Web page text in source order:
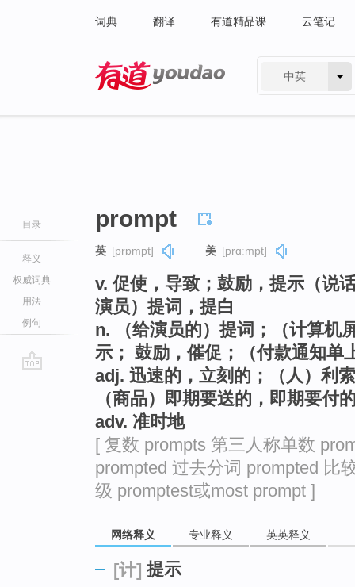
词典 翻译 有道精品课 云笔记
中英
目录
释义
权威词典
用法
例句
prompt
英 [prɒmpt] 美 [prɑːmpt]
v. 促使，导致；鼓励，提示（说
演员）提词，提白
n. （给演员的）提词；（计算机
示； 鼓励，催促；（付款通知单
adj. 迅速的，立刻的；（人）利
（商品）即期要送的，即期要付
adv. 准时地
[ 复数 prompts 第三人称单数
prompted 过去分词 prompted 比
级 promptest或most prompt ]
网络释义 专业释义 英英释义
[计] 提示